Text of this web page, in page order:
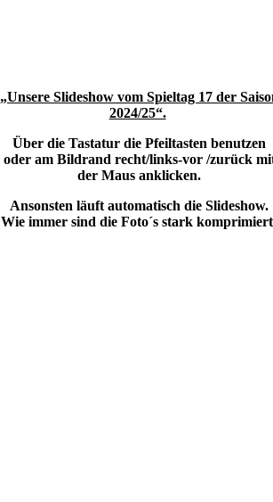
„Unsere Slideshow vom Spieltag 17 der
2024/25“.
Über die Tastatur die Pfeiltasten benutzen
oder am Bildrand recht/links-vor /zurück
der Maus anklicken.
Ansonsten läuft automatisch die Slideshow.
Wie immer sind die Foto´s stark